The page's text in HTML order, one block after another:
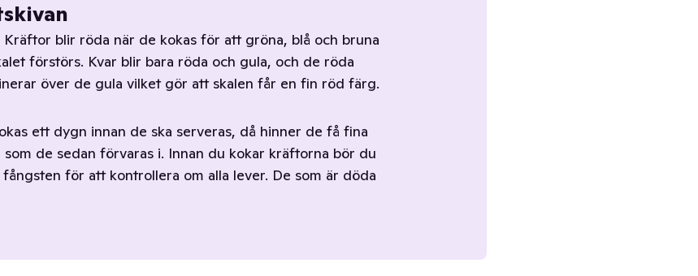
Kräftor blir röda när de kokas för att gröna, blå och bruna
förstörs. Kvar blir bara röda och gula, och de röda
över de gula vilket gör att skalen får en fin röd färg.
ett dygn innan de ska serveras, då hinner de få fina
som de sedan förvaras i. Innan du kokar kräftorna bör du
för att kontrollera om alla lever. De som är döda